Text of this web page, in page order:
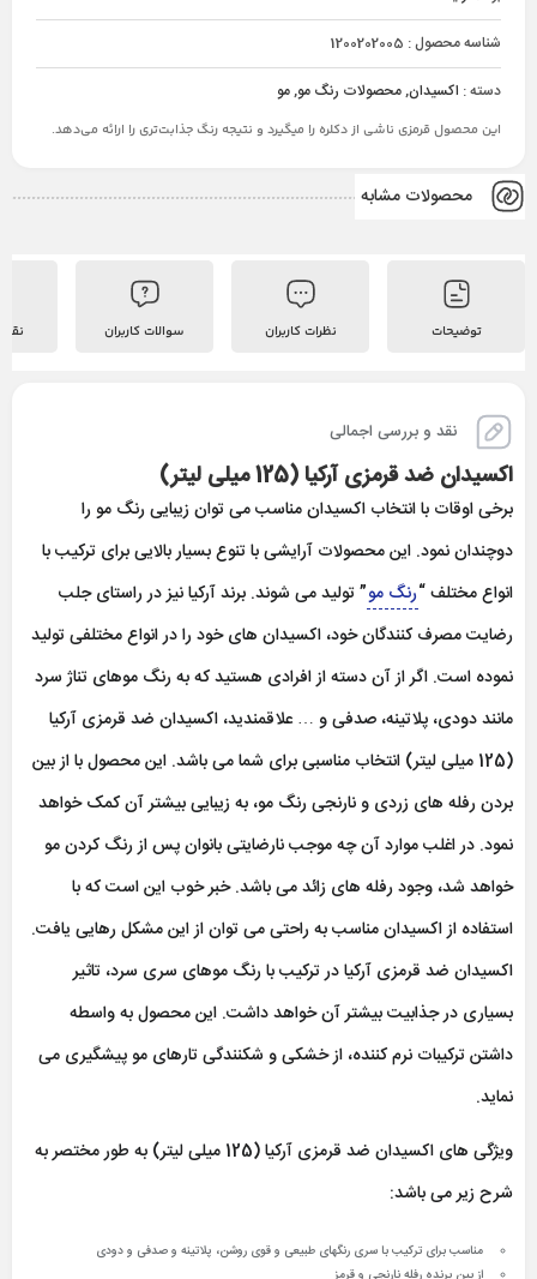
شناسه محصول : 1200202005
دسته : اکسیدان,محصولات رنگ مو,مو
این محصول قرمزی ناشی از دکلره را میگیرد و نتیجه رنگ جذابت‌تری را ارائه می‌دهد.
محصولات مشابه
توضیحات نظرات کاربران سوالات کاربران
نقد و بررسی اجمالی
اکسیدان ضد قرمزی آرکیا (125 میلی لیتر)
برخی اوقات با انتخاب اکسیدان مناسب می توان زیبایی رنگ مو را
دوچندان نمود. این محصولات آرایشی با تنوع بسیار بالایی برای ترکیب با
انواع مختلف “رنگ مو” تولید می شوند. برند آرکیا نیز در راستای جلب
رضایت مصرف کنندگان خود، اکسیدان های خود را در انواع مختلفی تولید
نموده است. اگر از آن دسته از افرادی هستید که به رنگ موهای تناژ سرد
مانند دودی، پلاتینه، صدفی و … علاقمندید، اکسیدان ضد قرمزی آرکیا
(125 میلی لیتر) انتخاب مناسبی برای شما می باشد. این محصول با از بین
بردن رفله های زردی و نارنجی رنگ مو، به زیبایی بیشتر آن کمک خواهد
نمود. در اغلب موارد آن چه موجب نارضایتی بانوان پس از رنگ کردن مو
خواهد شد، وجود رفله های زائد می باشد. خبر خوب این است که با
استفاده از اکسیدان مناسب به راحتی می توان از این مشکل رهایی یافت.
اکسیدان ضد قرمزی آرکیا در ترکیب با رنگ موهای سری سرد، تاثیر
بسیاری در جذابیت بیشتر آن خواهد داشت. این محصول به واسطه
داشتن ترکیبات نرم کننده، از خشکی و شکنندگی تارهای مو پیشگیری می
نماید.
ویژگی های اکسیدان ضد قرمزی آرکیا (125 میلی لیتر) به طور مختصر به
شرح زیر می باشد:
مناسب برای ترکیب با سری رنگهای طبیعی و قوی روشن، پلاتینه و صدفی و دودی